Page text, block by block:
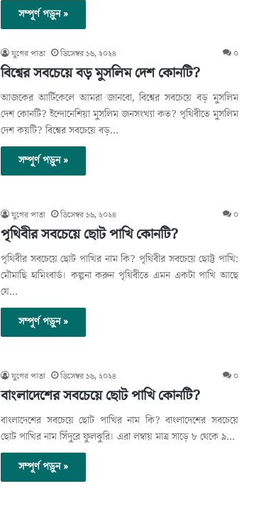
সম্পূর্ণ পড়ুন »
যুগের পাতা ডিসেম্বর ১৬, ২০২৪ ০
বিশ্বের সবচেয়ে বড় মুসলিম দেশ কোনটি?
আজকের আর্টিকেলে আমরা জানবো, বিশ্বের সবচেয়ে বড় মুসলিম
দেশ কোনটি? ইন্দোনেশিয়া মুসলিম জনসংখ্যা কত? পৃথিবীতে মুসলিম
দেশ কয়টি? বিশ্বের সবচেয়ে বড়…
সম্পূর্ণ পড়ুন »
যুগের পাতা ডিসেম্বর ১৬, ২০২৪ ০
পৃথিবীর সবচেয়ে ছোট পাখি কোনটি?
পৃথিবীর সবচেয়ে ছোট পাখির নাম কি? পৃথিবীর সবচেয়ে ছোট্ট পাখি:
মৌমাছি হামিংবার্ড। কল্পনা করুন পৃথিবীতে এমন একটা পাখি আছে
যে…
সম্পূর্ণ পড়ুন »
যুগের পাতা ডিসেম্বর ১৬, ২০২৪ ০
বাংলাদেশের সবচেয়ে ছোট পাখি কোনটি?
বাংলাদেশের সবচেয়ে ছোট পাখির নাম কি? বাংলাদেশের সবচেয়ে
ছোট পাখির নাম সিঁদুরে ফুলঝুরি। এরা লম্বায় মাত্র সাড়ে ৮ থেকে ৯…
সম্পূর্ণ পড়ুন »